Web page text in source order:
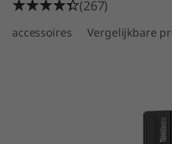
n
(267)
accessoires Vergelijkbare